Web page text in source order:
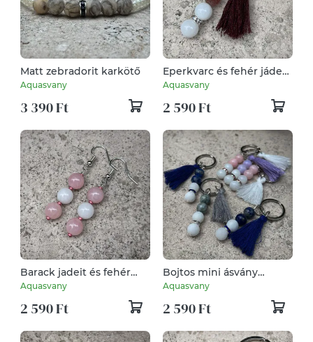
Matt zebradorit karkötő
Aquasvany
3 390 Ft
Eperkvarc és fehér jáde
mini, bojtos kulcstartó
Aquasvany
2 590 Ft
Barack jadeit és fehér
jáde fülbevaló
Aquasvany
2 590 Ft
Bojtos mini ásvány
kulcstartók
Aquasvany
2 590 Ft